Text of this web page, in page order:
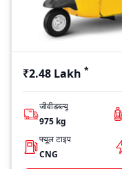
₹2.48 Lakh *
जीवीडब्ल्यू
975 kg
फ्यूल टाइप
CNG